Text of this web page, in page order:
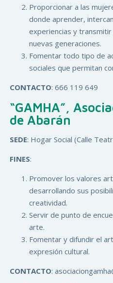
Proporcionar a las
donde aprender,
experiencias y
nuevas generaciones.
Fomentar todo tipo de
sociales que permitan
CONTACTO: 666 119 649
“GAMHA”,
de Abarán
SEDE: Hogar Social (Calle
FINES:
Promover los valores
desarrollando sus
creatividad.
Servir de punto de
arte.
Fomentar y difundir el
expresión cultural.
CONTACTO: